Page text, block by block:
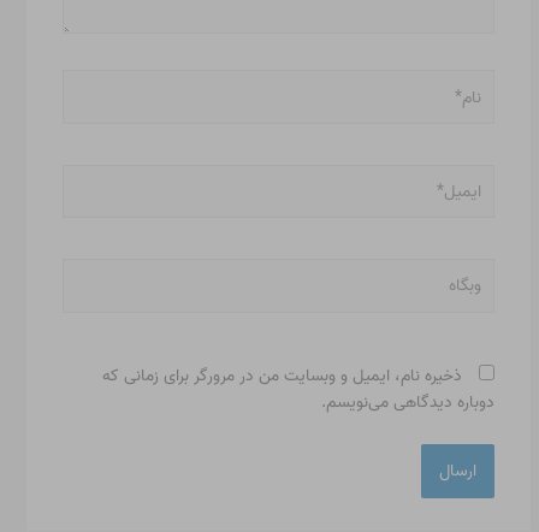
وبگاه
ذخیره نام، ایمیل و وبسایت من در مرورگر برای زمانی که
دوباره دیدگاهی می‌نویسم.